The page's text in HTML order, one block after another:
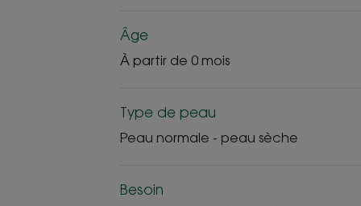
Âge
À partir de 0 mois
Type de peau
Peau normale - peau sèche
Besoin